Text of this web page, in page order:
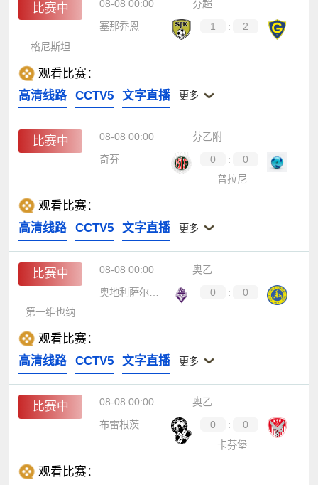
比赛中 08-08 00:00
芬超
塞那乔恩
1 :
2
格尼斯坦
观看比赛：
高清线路
CCTV5 文字直播 更多
比赛中 08-08 00:00
芬乙附
奇芬
0 :
0
普拉尼
观看比赛：
高清线路
CCTV5 文字直播 更多
比赛中 08-08 00:00
奥乙
奥地利萨尔斯堡
0 :
0
第一维也纳
观看比赛：
高清线路
CCTV5 文字直播 更多
比赛中 08-08 00:00
奥乙
布雷根茨
0 :
0
卡芬堡
观看比赛：